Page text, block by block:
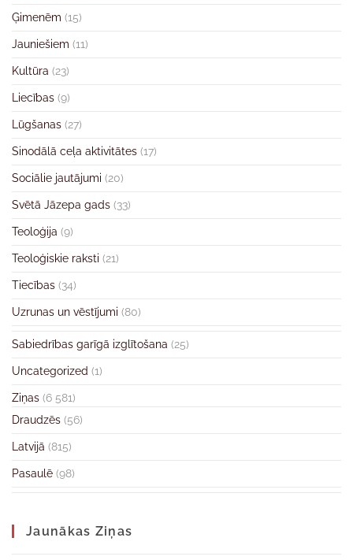
Ģimenēm (15)
Jauniešiem (11)
Kultūra (23)
Liecības (9)
Lūgšanas (27)
Sinodālā ceļa aktivitātes (17)
Sociālie jautājumi (20)
Svētā Jāzepa gads (33)
Teoloģija (9)
Teoloģiskie raksti (21)
Tiecības (34)
Uzrunas un vēstījumi (80)
Sabiedrības garīgā izglītošana (25)
Uncategorized (1)
Ziņas (6 581)
Draudzēs (56)
Latvijā (815)
Pasaulē (98)
Jaunākas Ziņas